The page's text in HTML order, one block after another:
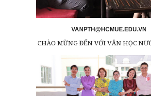
VANPTH@HCMUE.EDU.VN
CHÀO MỪNG ĐẾN VỚI VĂN HỌC